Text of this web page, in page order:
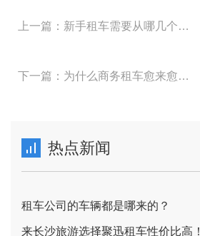
上一篇：新手租车需要从哪几个方面辨别车？
下一篇：为什么商务租车愈来愈受企业热烈欢迎？
热点新闻
租车公司的车辆都是哪来的？
来长沙旅游选择聚迅租车性价比高！